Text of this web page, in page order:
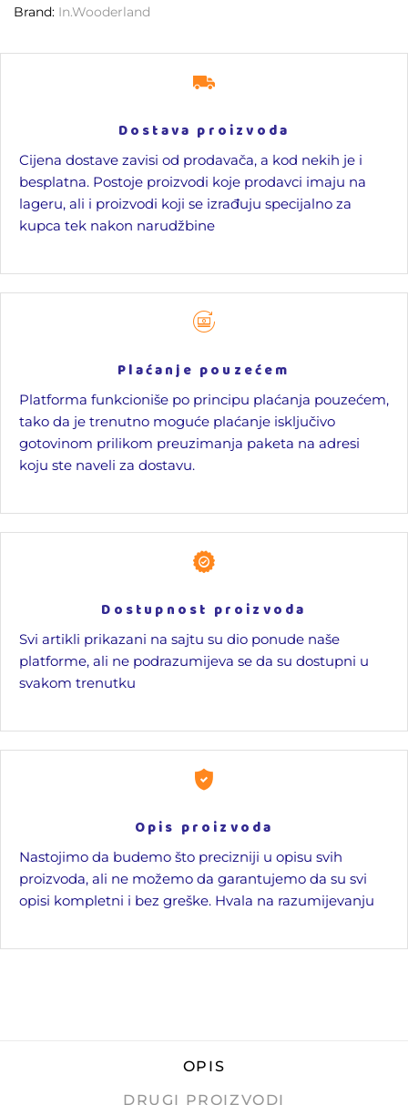
Brand: In.wooderland
Dostava proizvoda
Cijena dostave zavisi od prodavača, a kod nekih je i
besplatna. Postoje proizvodi koje prodavci imaju na
lageru, ali i proizvodi koji se izrađuju specijalno za
kupca tek nakon narudžbine
Plaćanje pouzećem
Platforma funkcioniše po principu plaćanja pouzećem,
tako da je trenutno moguće plaćanje isključivo
gotovinom prilikom preuzimanja paketa na adresi
koju ste naveli za dostavu.
Dostupnost proizvoda
Svi artikli prikazani na sajtu su dio ponude naše
platforme, ali ne podrazumijeva se da su dostupni u
svakom trenutku
Opis proizvoda
Nastojimo da budemo što precizniji u opisu svih
proizvoda, ali ne možemo da garantujemo da su svi
opisi kompletni i bez greške. Hvala na razumijevanju
OPIS
DRUGI PROIZVODI